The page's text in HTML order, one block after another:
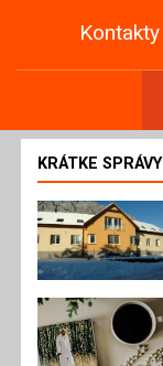
Kontakty
KRÁTKE SPRÁVY